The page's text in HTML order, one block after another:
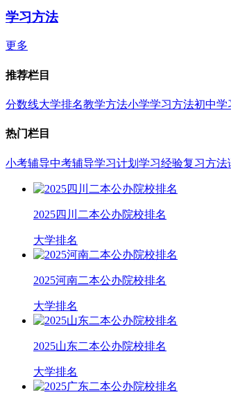
学习方法
更多
推荐栏目
分数线大学排名教学方法小学学习方法初中学
热门栏目
小考辅导中考辅导学习计划 学习经验复习方法
2025四川二本公办院校排名
大学排名
2025河南二本公办院校排名
大学排名
2025山东二本公办院校排名
大学排名